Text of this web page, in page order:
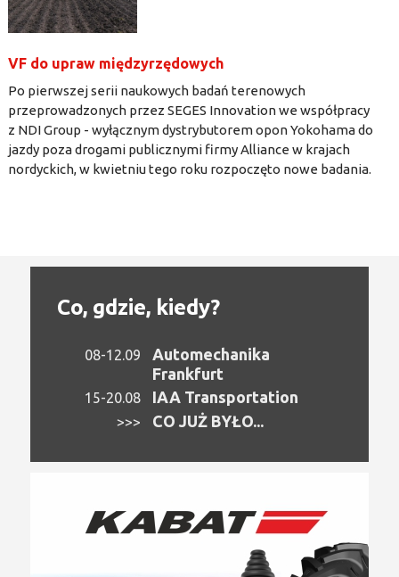
VF do upraw międzyrzędowych
Po pierwszej serii naukowych badań terenowych
przeprowadzonych przez SEGES Innovation we współpracy
z NDI Group - wyłącznym dystrybutorem opon Yokohama do
jazdy poza drogami publicznymi firmy Alliance w krajach
nordyckich, w kwietniu tego roku rozpoczęto nowe badania.
Co, gdzie, kiedy?
08-12.09
Automechanika
Frankfurt
15-20.08 IAA Transportation
>>> CO JUŻ BYŁO...